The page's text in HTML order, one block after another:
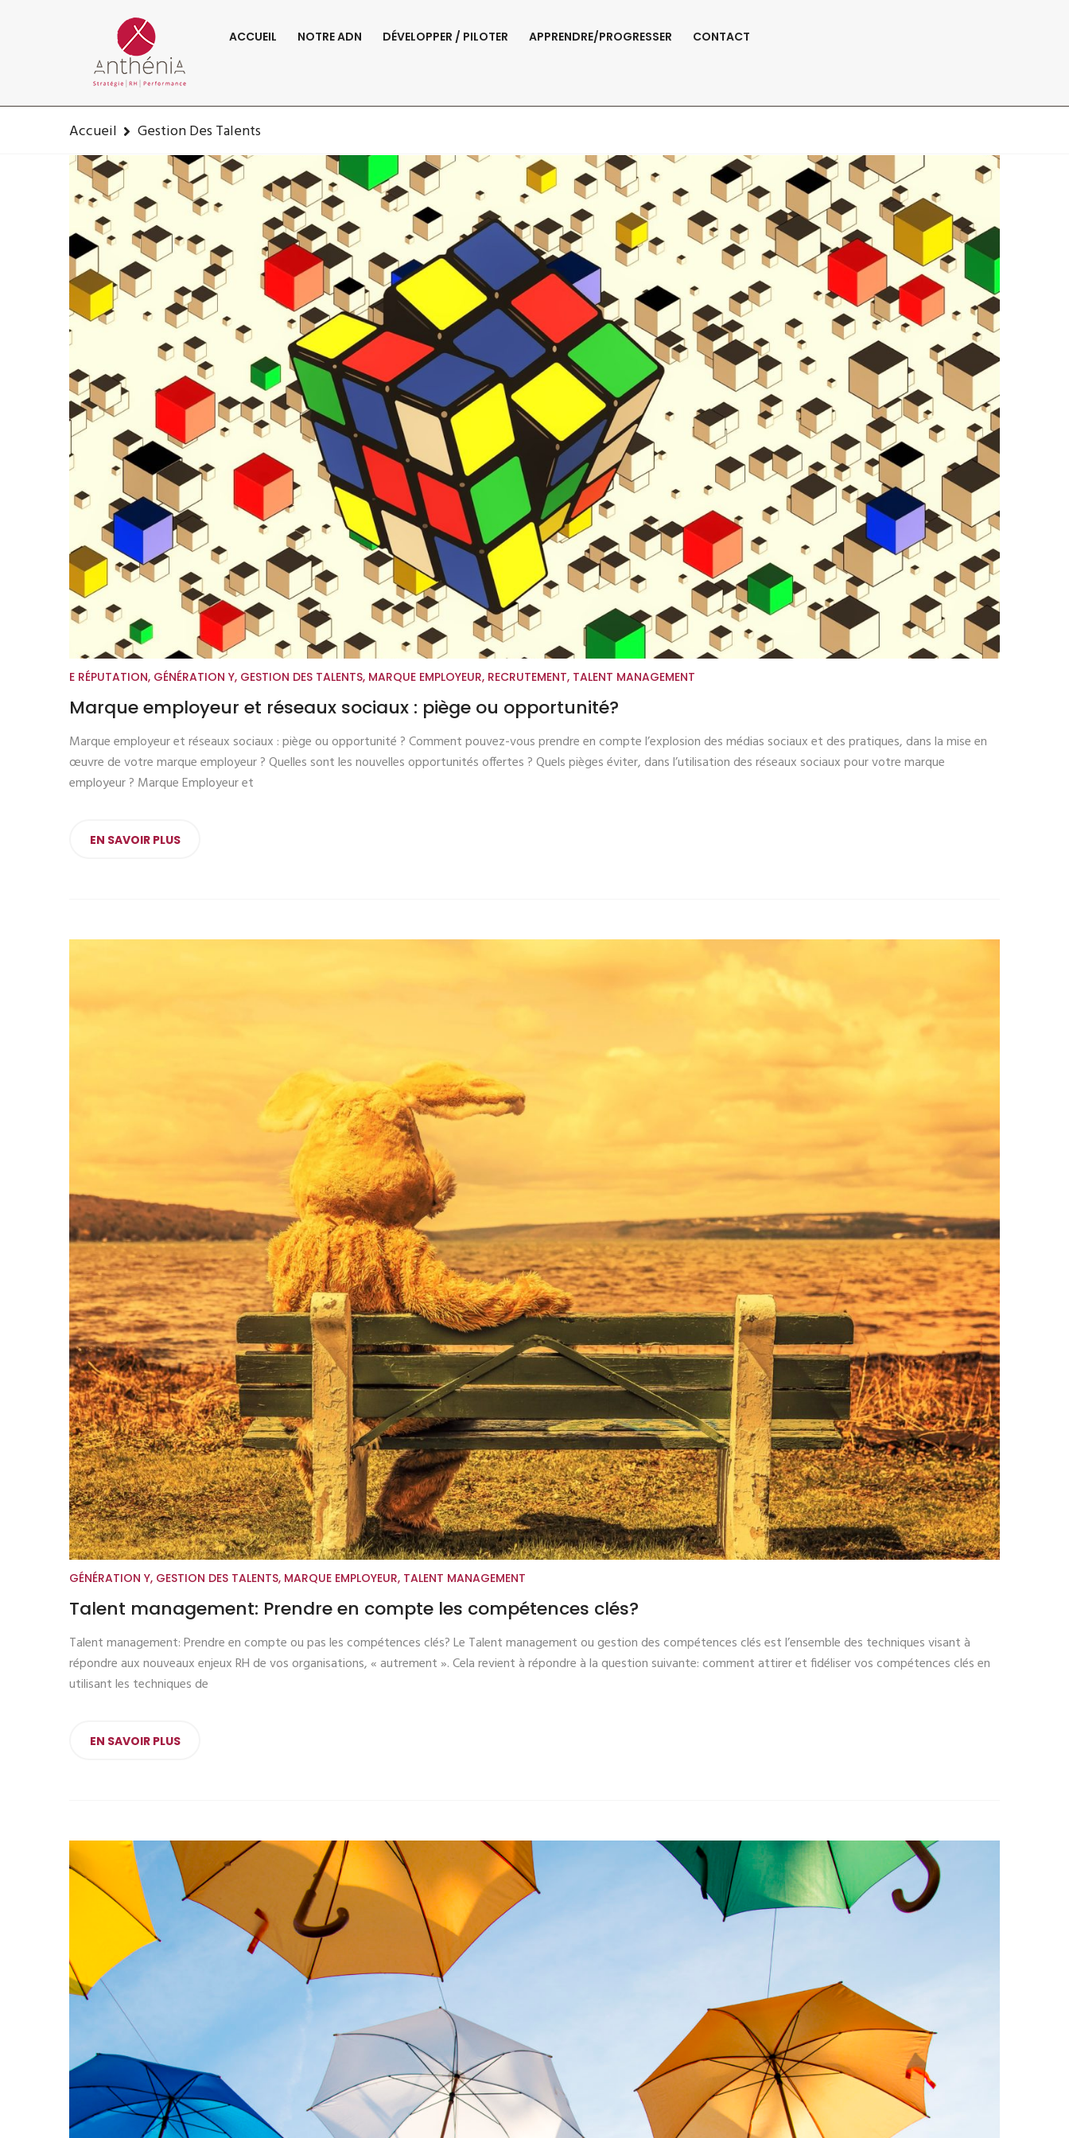
06-82-32-47-84
ACCUEIL NOTRE ADN DÉVELOPPER / PILOTER APPRENDRE/PROGRESSER CONTACT
Accueil Gestion Des Talents
E RÉPUTATION, GÉNÉRATION Y, GESTION DES TALENTS, MARQUE EMPLOYEUR, RECRUTEMENT, TALENT MANAGEMENT
Marque employeur et réseaux sociaux : piège ou opportunité?
Marque employeur et réseaux sociaux : piège ou opportunité ? Comment pouvez-vous prendre en compte l’explosion des médias sociaux et des pratiques, dans la mise en
œuvre de votre marque employeur ? Quelles sont les nouvelles opportunités offertes ? Quels pièges éviter, dans l’utilisation des réseaux sociaux pour votre marque
employeur ? Marque Employeur et
EN SAVOIR PLUS
GÉNÉRATION Y, GESTION DES TALENTS, MARQUE EMPLOYEUR, TALENT MANAGEMENT
Talent management: Prendre en compte les compétences clés?
Talent management: Prendre en compte ou pas les compétences clés? Le Talent management ou gestion des compétences clés est l’ensemble des techniques visant à
répondre aux nouveaux enjeux RH de vos organisations, « autrement ». Cela revient à répondre à la question suivante: comment attirer et fidéliser vos compétences clés en
utilisant les techniques de
EN SAVOIR PLUS